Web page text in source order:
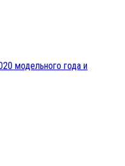
модельного года и